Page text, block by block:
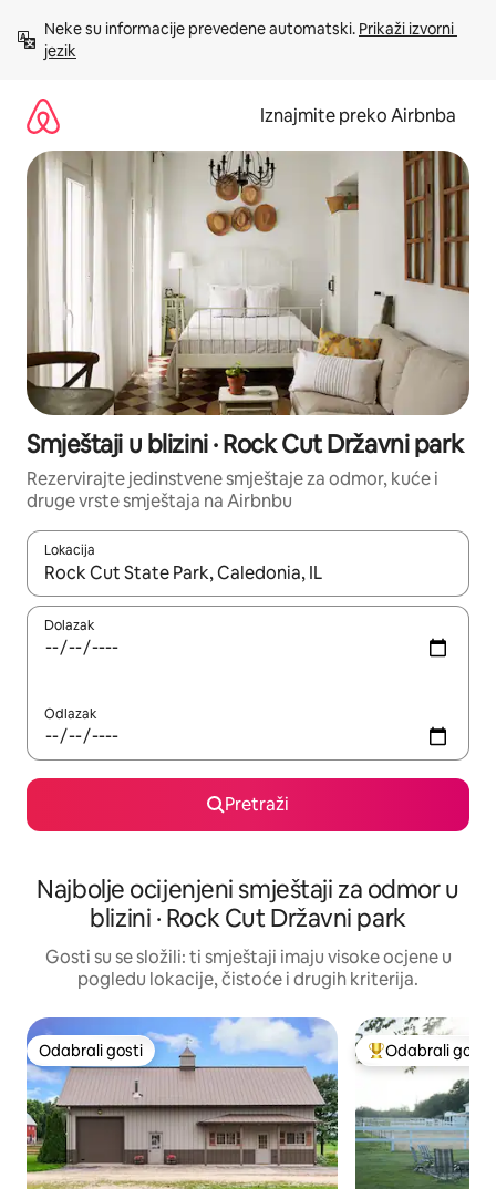
sadržaj
Neke su informacije prevedene automatski. Prikaži izvorni
jezik
Iznajmite preko Airbnba
Smještaji u blizini · Rock Cut Državni park
Rezervirajte jedinstvene smještaje za odmor, kuće i
druge vrste smještaja na Airbnbu
Lokacija
Kada budu dostupni rezultati, moći ćete ih pregledati
Dolazak
Odlazak
Pretraži
Najbolje ocijenjeni smještaji za odmor u
blizini · Rock Cut Državni park
Gosti su se složili: ti smještaji imaju visoke ocjene u
pogledu lokacije, čistoće i drugih kriterija.
Odabrali gosti
Odabrali gosti Među najviše
Odabrali gosti